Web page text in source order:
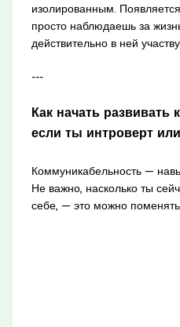
изолированным.
просто наблюдаешь за
действительно в ней
---
Как начать развивать
если ты интроверт
Коммуникабельность —
Не важно, насколько ты
себе, — это можно